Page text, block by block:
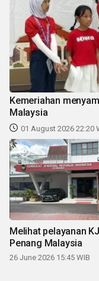
Kemeriahan
Malaysia
01 August 2026 22:20
Melihat pelayanan
Penang Malaysia
26 June 2026 15:45 WIB